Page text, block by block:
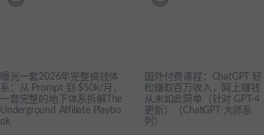
曝光一套2026年完整搞钱体
系：从 Prompt 到 $50k/月，
一套完整的地下体系拆解The
Underground Affiliate Playbo
ok
国外付费课程：ChatGPT 轻
松赚取百万收入，网上赚钱
从未如此简单（针对 GPT-4
更新）（ChatGPT 大师系
列）